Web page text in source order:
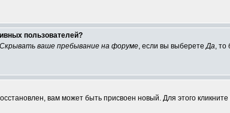
пользователей?
Скрывать ваше пребывание на форуме, если вы выберетеДа, то
вам может быть присвоен новый. Для этого кликните